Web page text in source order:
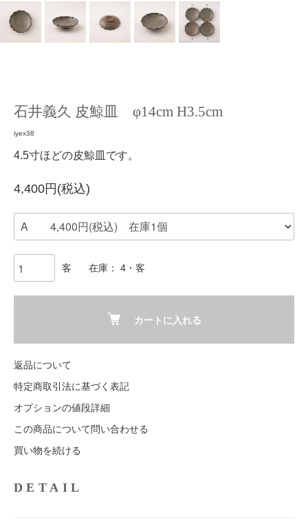
石井義久 皮鯨皿 φ14cm H3.5cm
iyex38
4.5寸ほどの皮鯨皿です。
4,400円(税込)
客 在庫： 4・客
カートに入れる
返品について
特定商取引法に基づく表記
オプションの値段詳細
この商品について問い合わせる
買い物を続ける
DETAIL